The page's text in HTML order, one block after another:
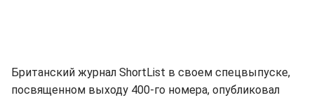
Британский журнал ShortList в своем спецвыпуске,
посвященном выходу 400-го номера, опубликовал